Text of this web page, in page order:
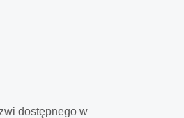
dostępnego w